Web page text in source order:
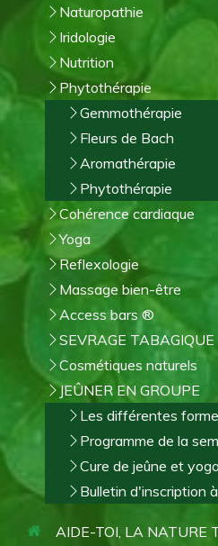
Naturopathie
Iridologie
Nutrition
Phytothérapie
Gemmothérapie
Fleurs de Bach
Aromathérapie
Phytothérapie
Cohérence cardiaque
Yoga
Reflexologie
Massage bien-être
Access bars ®
SEVRAGE TABAGIQUE
Cosmétiques naturels
JEÛNER EN GROUPE
Les différentes
Programme de la
Cure de jeûne et
Bulletin d'inscription
AIDE-TOI, LA NATURE